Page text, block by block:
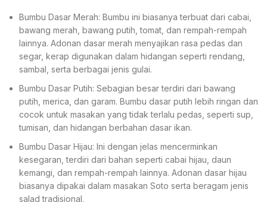
Bumbu Dasar Merah: Bumbu ini biasanya terbuat dari cabai,
bawang merah, bawang putih, tomat, dan rempah-rempah
lainnya. Adonan dasar merah menyajikan rasa pedas dan
segar, kerap digunakan dalam hidangan seperti rendang,
sambal, serta berbagai jenis gulai.
Bumbu Dasar Putih: Sebagian besar terdiri dari bawang
putih, merica, dan garam. Bumbu dasar putih lebih ringan dan
cocok untuk masakan yang tidak terlalu pedas, seperti sup,
tumisan, dan hidangan berbahan dasar ikan.
Bumbu Dasar Hijau: Ini dengan jelas mencerminkan
kesegaran, terdiri dari bahan seperti cabai hijau, daun
kemangi, dan rempah-rempah lainnya. Adonan dasar hijau
biasanya dipakai dalam masakan Soto serta beragam jenis
salad tradisional.